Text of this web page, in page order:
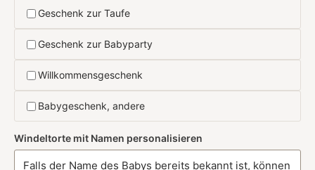
Geschenk zur Taufe
Geschenk zur Babyparty
Willkommensgeschenk
Babygeschenk, andere
Windeltorte mit Namen personalisieren